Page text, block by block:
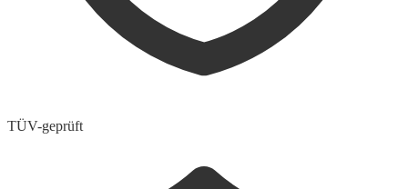
TÜV-geprüft